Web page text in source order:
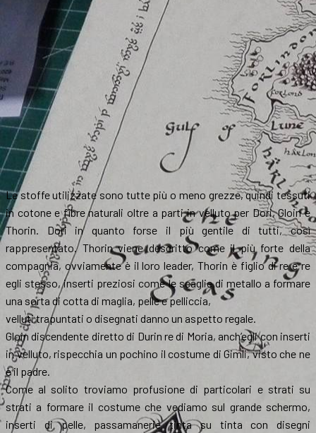
Le stoffe utilizzate sono tutte più o meno grezze, quindi tessuti
in cotone e fibre naturali oltre a parti in velluto per Dori, Gloin e
Thorin. Dori in quanto forse il più gentile di tutti, così
rappresentato. Thorin viene descritto come il più forte della
compagnia, ovviamente è il loro leader, Thorin è figlio di re e re
egli stesso, inserti preziosi come le scaglie di metallo a formare
una sorta di cotta di maglia, pelle e pelliccia,
velluti trapuntati o disegnati danno un aspetto regale.
Gloin discendente diretto di Durin re di Moria, anch’egli con inserti
in velluto, rispecchia un pochino il costume di Gimli, visto che ne
è il padre.
Come al solito troviamo profusione di particolari e strati su
strati a formare il costume che vediamo sul grande schermo,
inserti di pelle, passamanerie tinta su tinta con disegni